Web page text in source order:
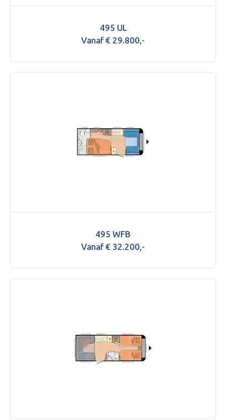
495 UL
Vanaf € 29.800,-
495 WFB
Vanaf € 32.200,-